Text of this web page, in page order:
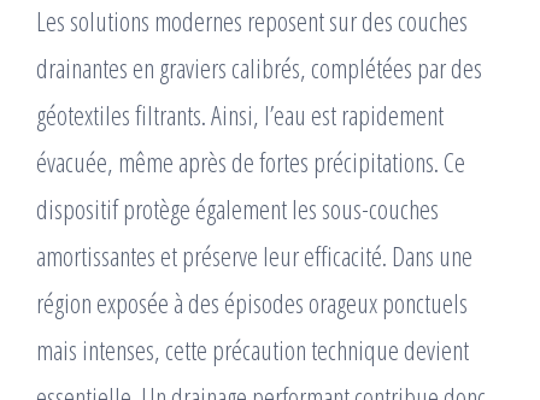
Les solutions modernes reposent sur des couches
drainantes en graviers calibrés, complétées par des
géotextiles filtrants. Ainsi, l’eau est rapidement
évacuée, même après de fortes précipitations. Ce
dispositif protège également les sous-couches
amortissantes et préserve leur efficacité. Dans une
région exposée à des épisodes orageux ponctuels
mais intenses, cette précaution technique devient